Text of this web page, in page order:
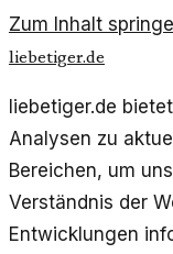
Zum Inhalt
liebetiger.de
liebetiger.de
Analysen zu
Bereichen, um
Verständnis der
Entwicklungen